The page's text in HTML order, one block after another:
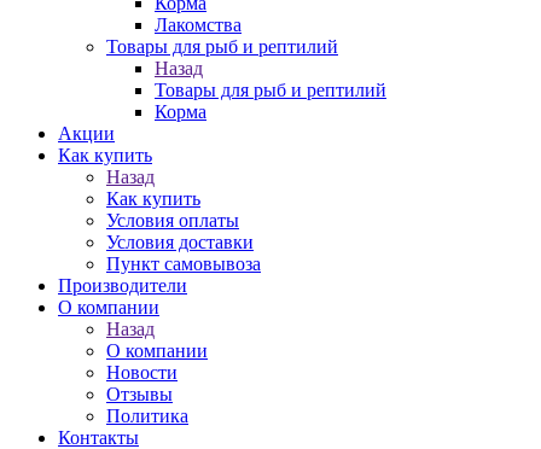
Лакомства
Товары для рыб и рептилий
Назад
Товары для рыб и рептилий
Корма
Акции
Как купить
Назад
Как купить
Условия оплаты
Условия доставки
Пункт самовывоза
Производители
О компании
Назад
О компании
Новости
Отзывы
Политика
Контакты